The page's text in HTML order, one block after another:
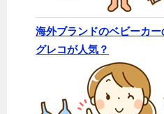
海外ブランドのベビーカ
グレコが人気？